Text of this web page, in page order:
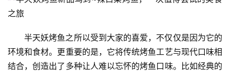
半天妖烤鱼之所以受到大家的喜爱，不仅仅是因为它的
环境和食材。更重要的是，它将传统烤鱼工艺与现代口味相
结合，创造出了多种让人难以忘怀的烤鱼口味。比如经典的